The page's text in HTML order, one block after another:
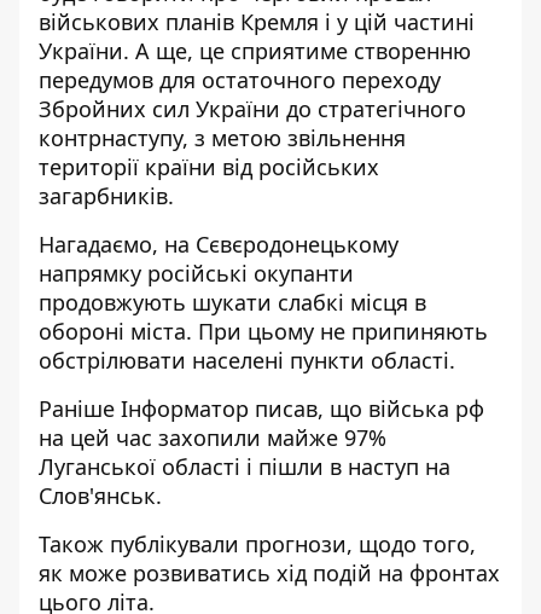
військових планів Кремля і у цій частині
України. А ще, це сприятиме створенню
передумов для остаточного переходу
Збройних сил України до стратегічного
контрнаступу, з метою звільнення
території країни від російських
загарбників.
Нагадаємо, на Сєвєродонецькому
напрямку російські окупанти
продовжують шукати слабкі місця в
обороні міста. При цьому не припиняють
обстрілювати населені пункти області.
Раніше Інформатор писав, що війська рф
на цей час захопили майже 97%
Луганської області і пішли в наступ на
Слов'янськ.
Також публікували прогнози, щодо того,
як може розвиватись хід подій на фронтах
цього літа.